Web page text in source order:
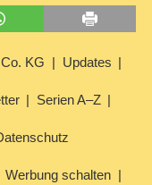
KG Updates
Serien A–Z
Werbung schalten